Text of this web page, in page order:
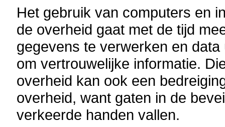
Het gebruik van computers en
de overheid gaat met de tijd
gegevens te verwerken en
om vertrouwelijke informatie.
overheid kan ook een
overheid, want gaten in de
verkeerde handen vallen.